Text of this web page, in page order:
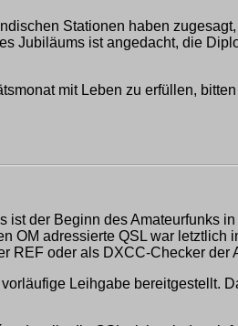
Stationen haben
Jubiläums ist angedacht, die
mit Leben zu erfüllen,
der Beginn des Amateurfunks
OM adressierte QSL war letztlich
REF oder als DXCC-Checker der
Leihgabe bereitgestellt.